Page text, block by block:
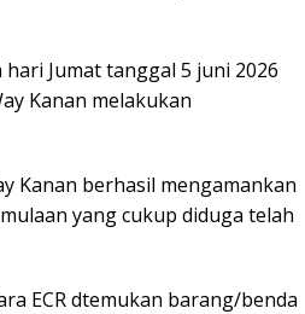
Jumat tanggal 5 juni 2026
Kanan melakukan
Kanan berhasil mengamankan
yang cukup diduga telah
ECR dtemukan barang/benda